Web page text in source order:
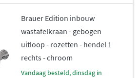
Brauer Edition inbouw
wastafelkraan - gebogen
uitloop - rozetten - hendel 1
rechts - chroom
vandaag besteld, dinsdag in